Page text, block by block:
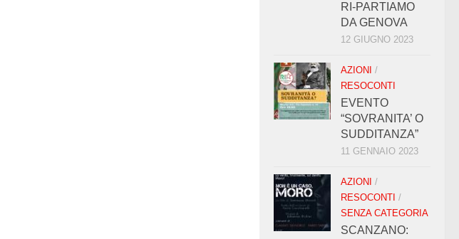
RI-PARTIAMO
DA GENOVA
12 GIUGNO 2023
AZIONI /
RESOCONTI
EVENTO
“SOVRANITA’ O
SUDDITANZA”
11 GENNAIO 2023
AZIONI /
RESOCONTI /
SENZA CATEGORIA
SCANZANO: